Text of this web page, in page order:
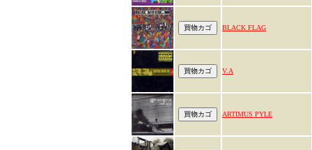
BLACK FLAG
V.A
ARTIMUS PYLE